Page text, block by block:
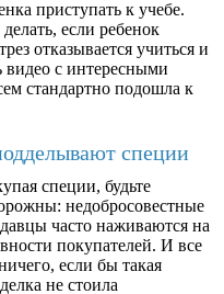
приступать к учебе.
если ребенок
отказывается учиться и
видео с интересными
стандартно подошла к
специи
специи, будьте
недобросовестные
часто наживаются на
покупателей. И все
если бы такая
не стоила